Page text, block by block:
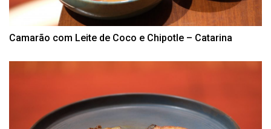
Camarão com Leite de Coco e Chipotle – Catarina